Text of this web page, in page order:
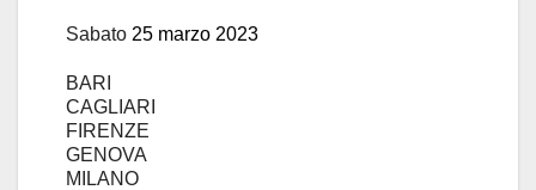
Sabato 25 marzo 2023
BARI
CAGLIARI
FIRENZE
GENOVA
MILANO